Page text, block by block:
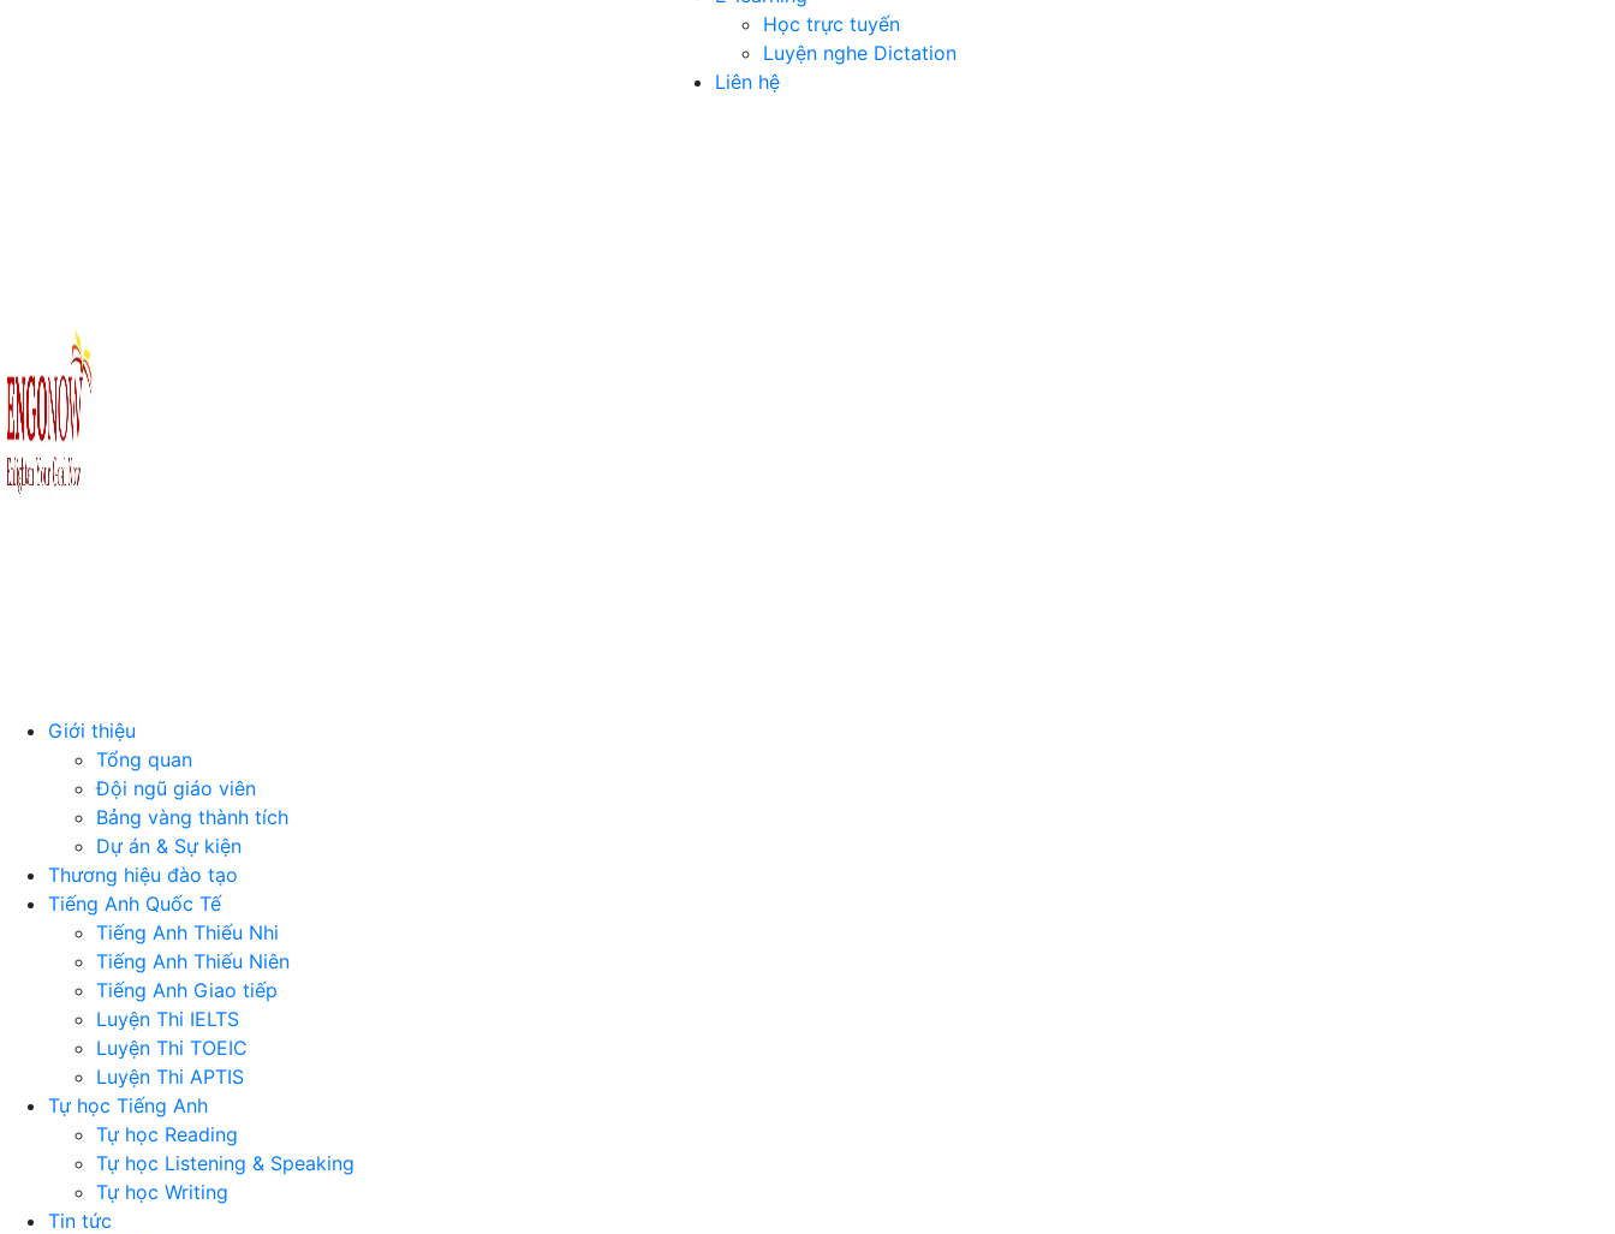
Học trực tuyến
Luyện nghe Dictation
Liên hệ
Giới thiệu
Tổng quan
Đội ngũ giáo viên
Bảng vàng thành tích
Dự án & Sự kiện
Thương hiệu đào tạo
Tiếng Anh Quốc Tế
Tiếng Anh Thiếu Nhi
Tiếng Anh Thiếu Niên
Tiếng Anh Giao tiếp
Luyện Thi IELTS
Luyện Thi TOEIC
Luyện Thi APTIS
Tự học Tiếng Anh
Tự học Reading
Tự học Listening & Speaking
Tự học Writing
Tin tức